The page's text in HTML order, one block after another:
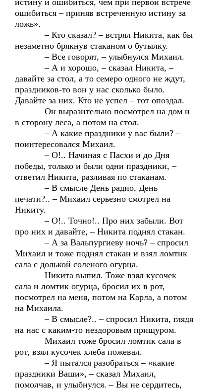
истину и ошибиться, чем при первой встрече
ошибиться – приняв встреченную истину за
ложь».
– Кто сказал? – встрял Никита, как бы
незаметно брякнув стаканом о бутылку.
– Все говорят, – улыбнулся Михаил.
– А и хорошо, – сказал Никита, –
давайте за стол, а то семеро одного не ждут,
праздников-то вон у нас сколько было.
Давайте за них. Кто не успел – тот опоздал.
Он выразительно посмотрел на дом и
в сторону леса, а потом на стол.
– А какие праздники у вас были? –
поинтересовался Михаил.
– О!.. Начиная с Пасхи и до Дня
победы, только и были одни праздники, –
ответил Никита, разливая по стаканам.
– В смысле День радио, День
печати?.. – Михаил серьезно смотрел на
Никиту.
– О!.. Точно!.. Про них забыли. Вот
про них и давайте, – Никита поднял стакан.
– А за Вальпургиеву ночь? – спросил
Михаил и тоже поднял стакан и взял ломтик
сала с долькой соленого огурца.
Никита выпил. Тоже взял кусочек
сала и ломтик огурца, бросил их в рот,
посмотрел на меня, потом на Карла, а потом
на Михаила.
– В смысле?.. – спросил Никита, глядя
на нас с каким-то нездоровым прищуром.
Михаил тоже бросил ломтик сала в
рот, взял кусочек хлеба пожевал.
– Я пытался разобраться – «какие
праздники Ваши», – сказал Михаил,
помолчав, и улыбнулся. – Вы не сердитесь,